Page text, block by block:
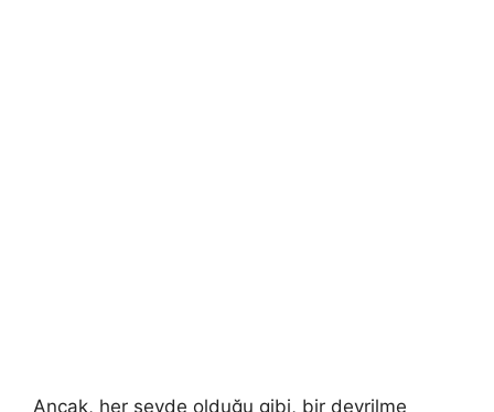
Ancak, her şeyde olduğu gibi, bir devrilme